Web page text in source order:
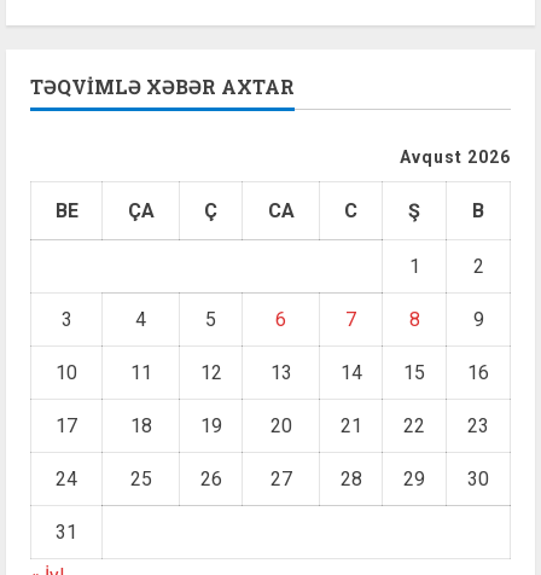
TƏQVIMLƏ XƏBƏR AXTAR
Avqust 2026
BE ÇA Ç CA C Ş B
1 2
3 4 5 6 7 8 9
10 11 12 13 14 15 16
17 18 19 20 21 22 23
24 25 26 27 28 29 30
31